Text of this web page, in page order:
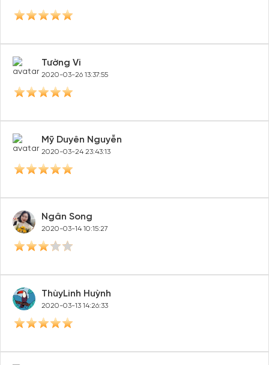
Tường Vi
2020-03-26 13:37:55
Mỹ Duyên Nguyễn
2020-03-24 23:43:13
Ngân Song
2020-03-14 10:15:27
ThùyLinh Huỳnh
2020-03-13 14:26:33